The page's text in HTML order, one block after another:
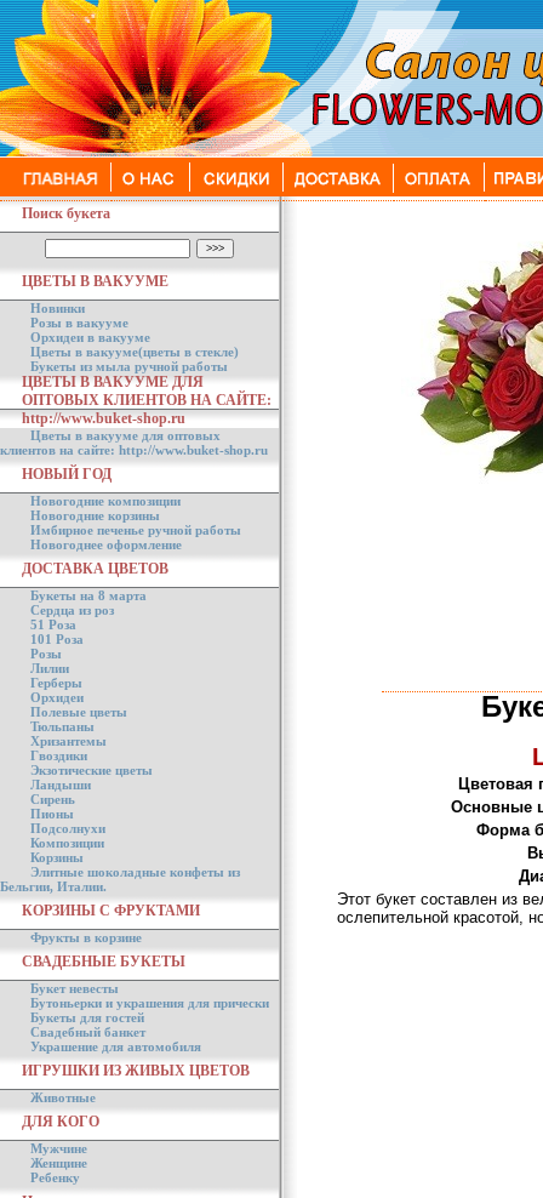
Поиск букета
ЦВЕТЫ В ВАКУУМЕ
Новинки
Розы в вакууме
Орхидеи в вакууме
Цветы в вакууме(цветы в стекле)
Букеты из мыла ручной работы
ЦВЕТЫ В ВАКУУМЕ ДЛЯ
ОПТОВЫХ КЛИЕНТОВ НА САЙТЕ:
http://www.buket-shop.ru
Цветы в вакууме для оптовых
клиентов на сайте: http://www.buket-shop.ru
НОВЫЙ ГОД
Новогодние композиции
Новогодние корзины
Имбирное печенье ручной работы
Новогоднее оформление
ДОСТАВКА ЦВЕТОВ
Букеты на 8 марта
Сердца из роз
51 Роза
101 Роза
Розы
Лилии
Герберы
Орхидеи
Полевые цветы
Тюльпаны
Хризантемы
Гвоздики
Экзотические цветы
Ландыши
Сирень
Пионы
Подсолнухи
Композиции
Корзины
Элитные шоколадные конфеты из
Бельгии, Италии.
КОРЗИНЫ С ФРУКТАМИ
Фрукты в корзине
СВАДЕБНЫЕ БУКЕТЫ
Букет невесты
Бутоньерки и украшения для прически
Букеты для гостей
Свадебный банкет
Украшение для автомобиля
ИГРУШКИ ИЗ ЖИВЫХ ЦВЕТОВ
Животные
ДЛЯ КОГО
Мужчине
Женщине
Ребенку
Цветовая
Основные
Форма
Этот букет составлен из
ослепительной красотой,